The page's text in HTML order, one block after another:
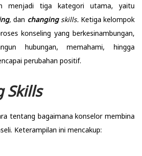
menjadi tiga kategori utama, yaitu
,dan changing skills. Ketiga kelompok
konseling yang berkesinambungan,
hubungan, memahami, hingga
perubahan positif.
Skills
tentang bagaimana konselor membina
Keterampilan ini mencakup: